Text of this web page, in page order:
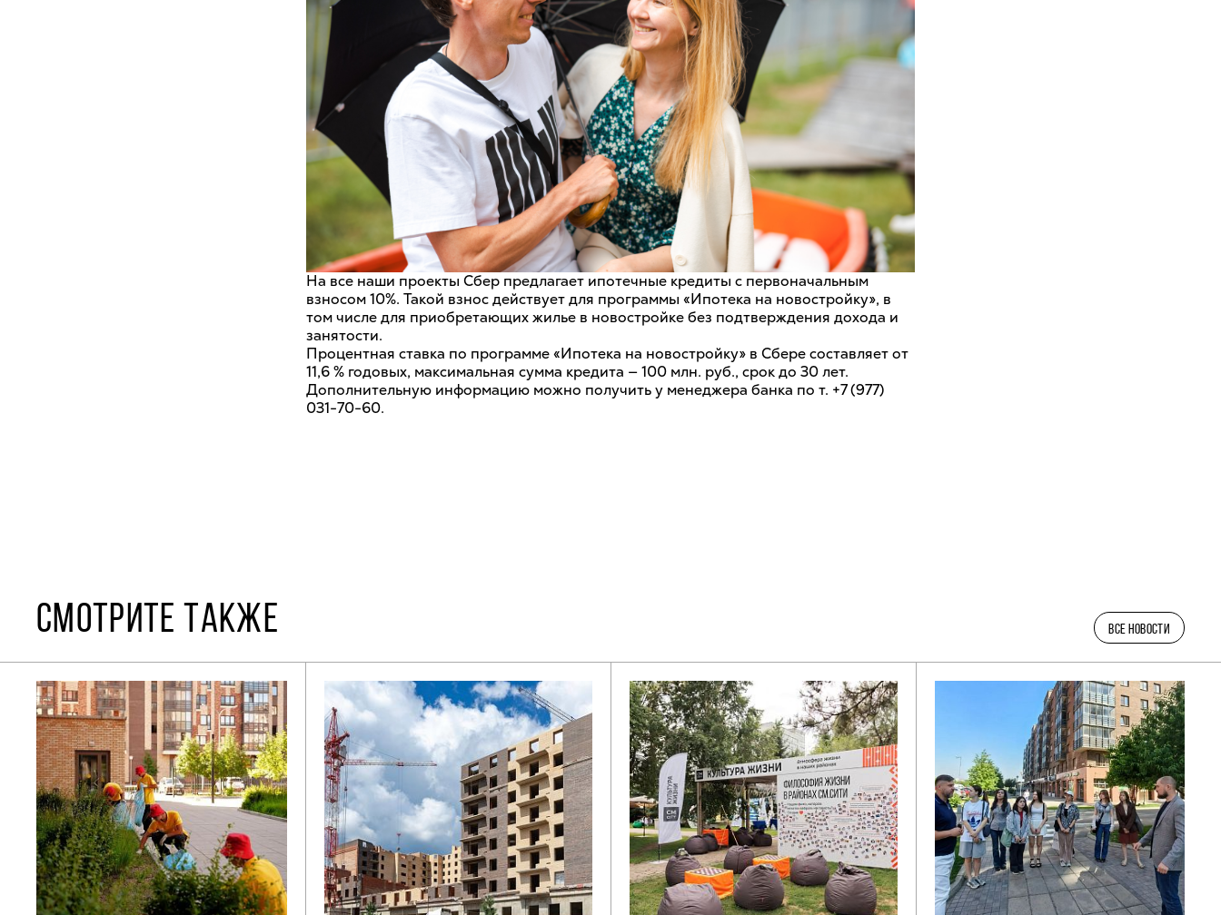
На все наши проекты Сбер предлагает ипотечные кредиты с первоначальным
взносом 10%. Такой взнос действует для программы «Ипотека на новостройку», в
том числе для приобретающих жилье в новостройке без подтверждения дохода и
занятости.
Процентная ставка по программе «Ипотека на новостройку» в Сбере составляет от
11,6 % годовых, максимальная сумма кредита — 100 млн. руб., срок до 30 лет.
Дополнительную информацию можно получить у менеджера банка по т. +7 (977)
031-70-60.
СМОТРИТЕ ТАКЖЕ ВСЕ НОВОСТИ